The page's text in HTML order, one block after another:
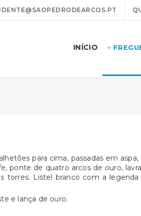
INÍCIO
para cima, passadas em
ponte de quatro arcos de ouro,
torres. Listel branco com a
e lança de ouro.